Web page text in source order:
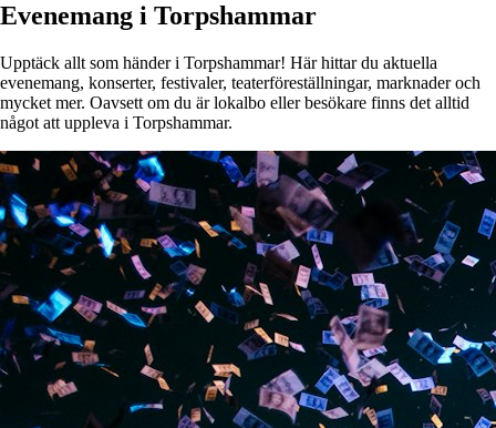
Evenemang i Torpshammar
Upptäck allt som händer i Torpshammar! Här hittar du aktuella
evenemang, konserter, festivaler, teaterföreställningar, marknader och
mycket mer. Oavsett om du är lokalbo eller besökare finns det alltid
något att uppleva i Torpshammar.